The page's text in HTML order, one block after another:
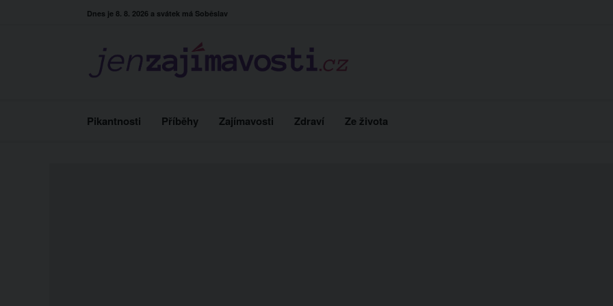
Dnes je 8. 8. 2026 a svátek má Soběslav
Pikantnosti Příběhy Zajímavosti Zdraví Ze života